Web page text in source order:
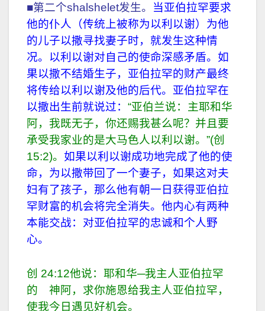
■第二个shalshelet发生。 当亚伯拉罕要求
他的仆人（传统上被称为以利以谢）为他
的儿子以撒寻找妻子时，就发生这种情
况。以利以谢对自己的使命深感矛盾。如
果以撒不结婚生子，亚伯拉罕的财产最终
将传给以利以谢及他的后代。亚伯拉罕在
以撒出生前就说过： “亚伯兰说：主耶和华
阿，我既无子，你还赐我甚么呢？并且要
承受我家业的是大马色人以利以谢。”(创
15:2)。 如果以利以谢成功地完成了他的使
命，为以撒带回了一个妻子，如果这对夫
妇有了孩子，那么他有朝一日获得亚伯拉
罕财富的机会将完全消失。他内心有两种
本能交战：对亚伯拉罕的忠诚和个人野
心。
创 24:12他说：耶和华─我主人亚伯拉罕
的 神阿，求你施恩给我主人亚伯拉罕，
使我今日遇见好机会。